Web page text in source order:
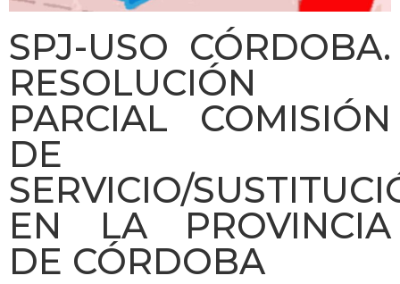
SPJ-USO CÓRDOBA.
RESOLUCIÓN
PARCIAL COMISIÓN
DE
SERVICIO/
EN LA PROVINCIA
DE CÓRDOBA